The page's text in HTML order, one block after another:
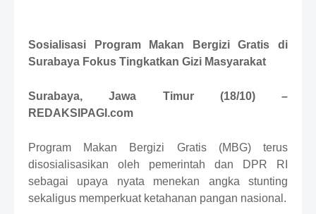
Sosialisasi Program Makan Bergizi Gratis di
Surabaya Fokus Tingkatkan Gizi Masyarakat
Surabaya, Jawa Timur (18/10) –
REDAKSIPAGI.com
Program Makan Bergizi Gratis (MBG) terus
disosialisasikan oleh pemerintah dan DPR RI
sebagai upaya nyata menekan angka stunting
sekaligus memperkuat ketahanan pangan nasional.
g
n
t
h
h
r
o
f
f
T